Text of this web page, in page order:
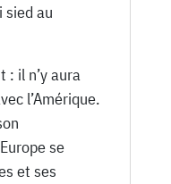
sied au
: il n’y aura
l’Amérique.
se
et ses